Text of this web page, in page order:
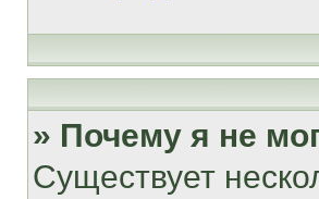
» Почему я не
Существует